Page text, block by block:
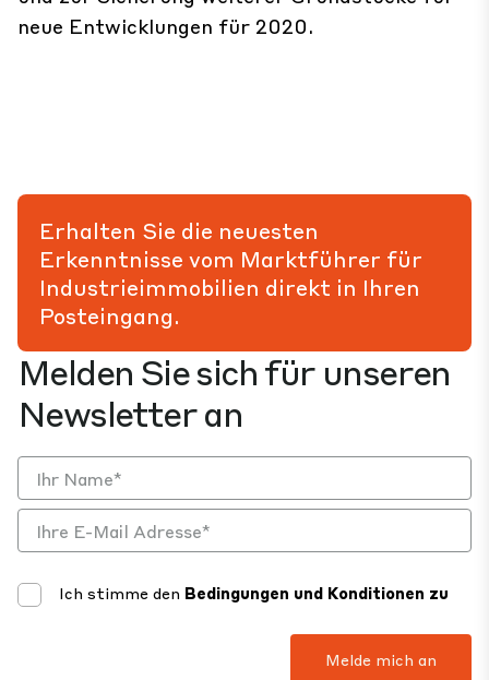
neue Entwicklungen für 2020.
Melden Sie sich für unseren
Newsletter an
Ich stimme den Bedingungen und Konditionen zu
Erhalten Sie die neuesten
Erkenntnisse vom Marktführer für
Industrieimmobilien direkt in Ihren
Posteingang.